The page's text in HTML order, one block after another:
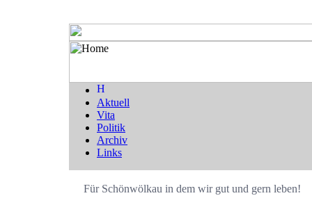
Aktuell
Vita
Politik
Archiv
Links
Für Schönwölkau in dem wir gut und gern leben!